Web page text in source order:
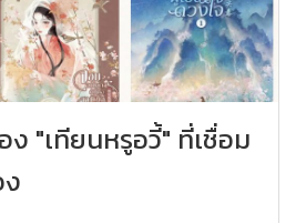
"เทียนหรูอวี้" ที่เชื่อม